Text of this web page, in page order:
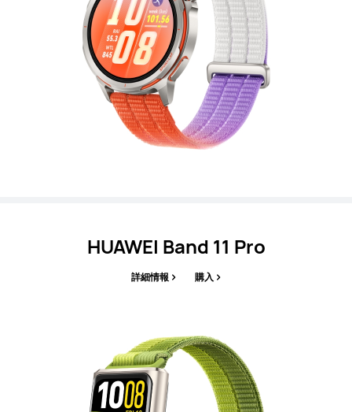
HUAWEI Band 11 Pro
詳細情報 購入